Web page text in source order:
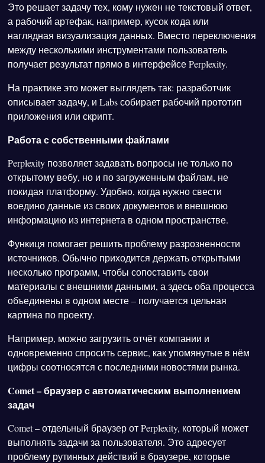
Это решает задачу тех, кому нужен не текстовый ответ,
а рабочий артефак, например, кусок кода или
наглядная визуализация данных. Вместо переключения
между несколькими инструментами пользователь
получает результат прямо в интерфейсе Perplexity.
На практике это может выглядеть так: разработчик
описывает задачу, и Labs собирает рабочий прототип
приложения или скрипт.
Работа с собственными файлами
Perplexity позволяет задавать вопросы не только по
открытому вебу, но и по загруженным файлам, не
покидая платформу. Удобно, когда нужно свести
воедино данные из своих документов и внешнюю
информацию из интернета в одном пространстве.
Функиця помогает решить проблему разрозненности
источников. Обычно приходится держать открытыми
несколько программ, чтобы сопоставить свои
материалы с внешними данными, а здесь оба процесса
объединены в одном месте – получается цельная
картина по проекту.
Например, можно загрузить отчёт компании и
одновременно спросить сервис, как упомянутые в нём
цифры соотносятся с последними новостями рынка.
Comet – браузер с автоматическим выполнением
задач
Comet – отдельный браузер от Perplexity, который может
выполнять задачи за пользователя. Это адресует
проблему рутинных действий в браузере, которые